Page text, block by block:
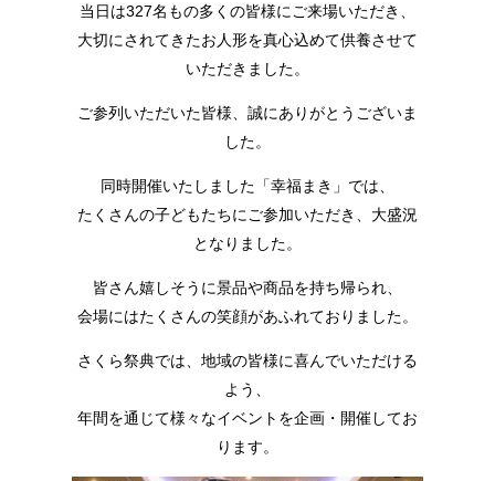
当日は327名もの多くの皆様にご来場いただき、
大切にされてきたお人形を真心込めて供養させて
いただきました。
ご参列いただいた皆様、誠にありがとうございま
した。
同時開催いたしました「幸福まき」では、
たくさんの子どもたちにご参加いただき、大盛況
となりました。
皆さん嬉しそうに景品や商品を持ち帰られ、
会場にはたくさんの笑顔があふれておりました。
さくら祭典では、地域の皆様に喜んでいただける
よう、
年間を通じて様々なイベントを企画・開催してお
ります。